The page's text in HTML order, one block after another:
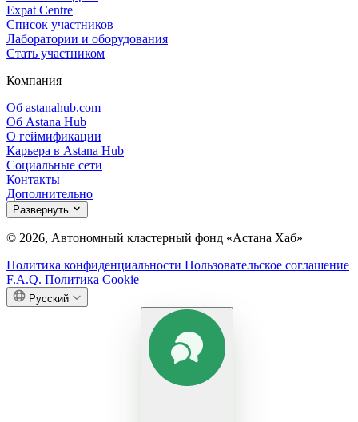
Expat Centre
Список участников
Лаборатории и оборудования
Стать участником
Компания
Об astanahub.com
Об Astana Hub
О геймификации
Карьера в Astana Hub
Социальные сети
Контакты
Дополнительно
Развернуть
© 2026, Автономный кластерный фонд «Астана Хаб»
Политика конфиденциальности Пользовательское соглашение
F.A.Q. Политика Cookie
Русский